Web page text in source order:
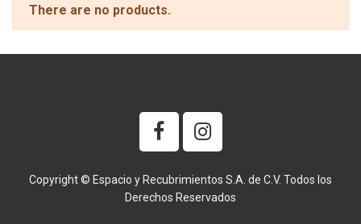
There are no products.
Copyright © Espacio y Recubrimientos S.A. de C.V. Todos los
Derechos Reservados